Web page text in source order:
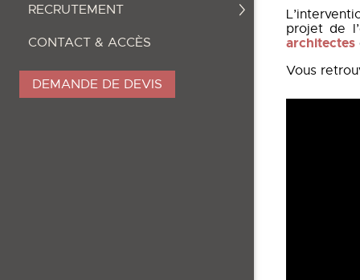
RECRUTEMENT
CONTACT & ACCÈS
DEMANDE DE DEVIS
projet de
architectes
Vous